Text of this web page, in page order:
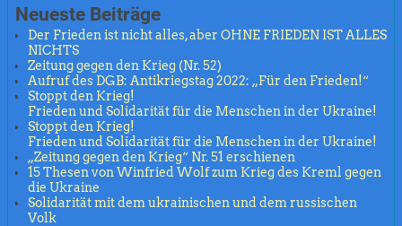
Neueste Beiträge
Der Frieden ist nicht alles, aber OHNE FRIEDEN IST ALLES
NICHTS
Zeitung gegen den Krieg (Nr. 52)
Aufruf des DGB: Antikriegstag 2022: „Für den Frieden!“
Stoppt den Krieg!
Frieden und Solidarität für die Menschen in der Ukraine!
Stoppt den Krieg!
Frieden und Solidarität für die Menschen in der Ukraine!
„Zeitung gegen den Krieg“ Nr. 51 erschienen
15 Thesen von Winfried Wolf zum Krieg des Kreml gegen
die Ukraine
Solidarität mit dem ukrainischen und dem russischen
Volk